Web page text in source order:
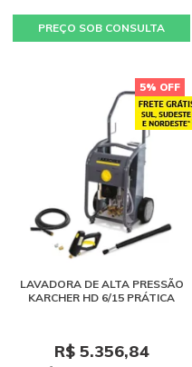
PREÇO SOB CONSULTA
5% OFF
LAVADORA DE ALTA PRESSÃO
KARCHER HD 6/15 PRÁTICA
R$ 5.356,84